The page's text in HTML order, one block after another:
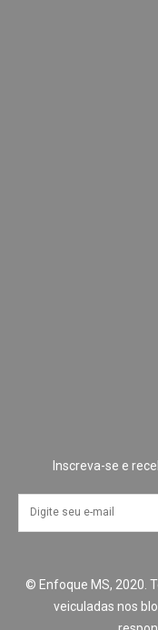
Inscreva-se e
© Enfoque MS, 2020.
veiculadas nos